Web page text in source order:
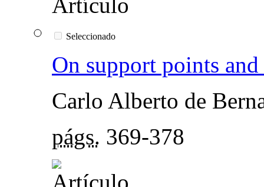
Seleccionado
On support points
Carlo Alberto de
págs. 369-378